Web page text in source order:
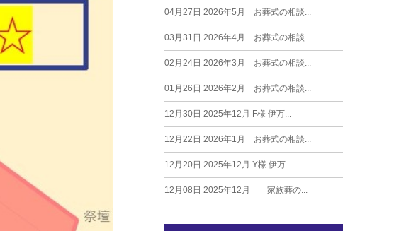
04月27日 2026年5月 お葬式の相談...
03月31日 2026年4月 お葬式の相談...
02月24日 2026年3月 お葬式の相談...
01月26日 2026年2月 お葬式の相談...
12月30日 2025年12月 F様 伊万...
12月22日 2026年1月 お葬式の相談...
12月20日 2025年12月 Y様 伊万...
12月08日 2025年12月 「家族葬の...